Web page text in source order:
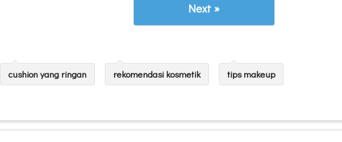
Next »
cushion yang ringan rekomendasi kosmetik tips makeup